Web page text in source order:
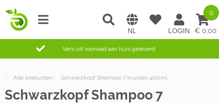
0,00
0
Vers uit voorraad aan huis geleverd
/ Alle producten / Schwarzkopf Shampoo 7 kruiden 400ml
Schwarzkopf Shampoo 7